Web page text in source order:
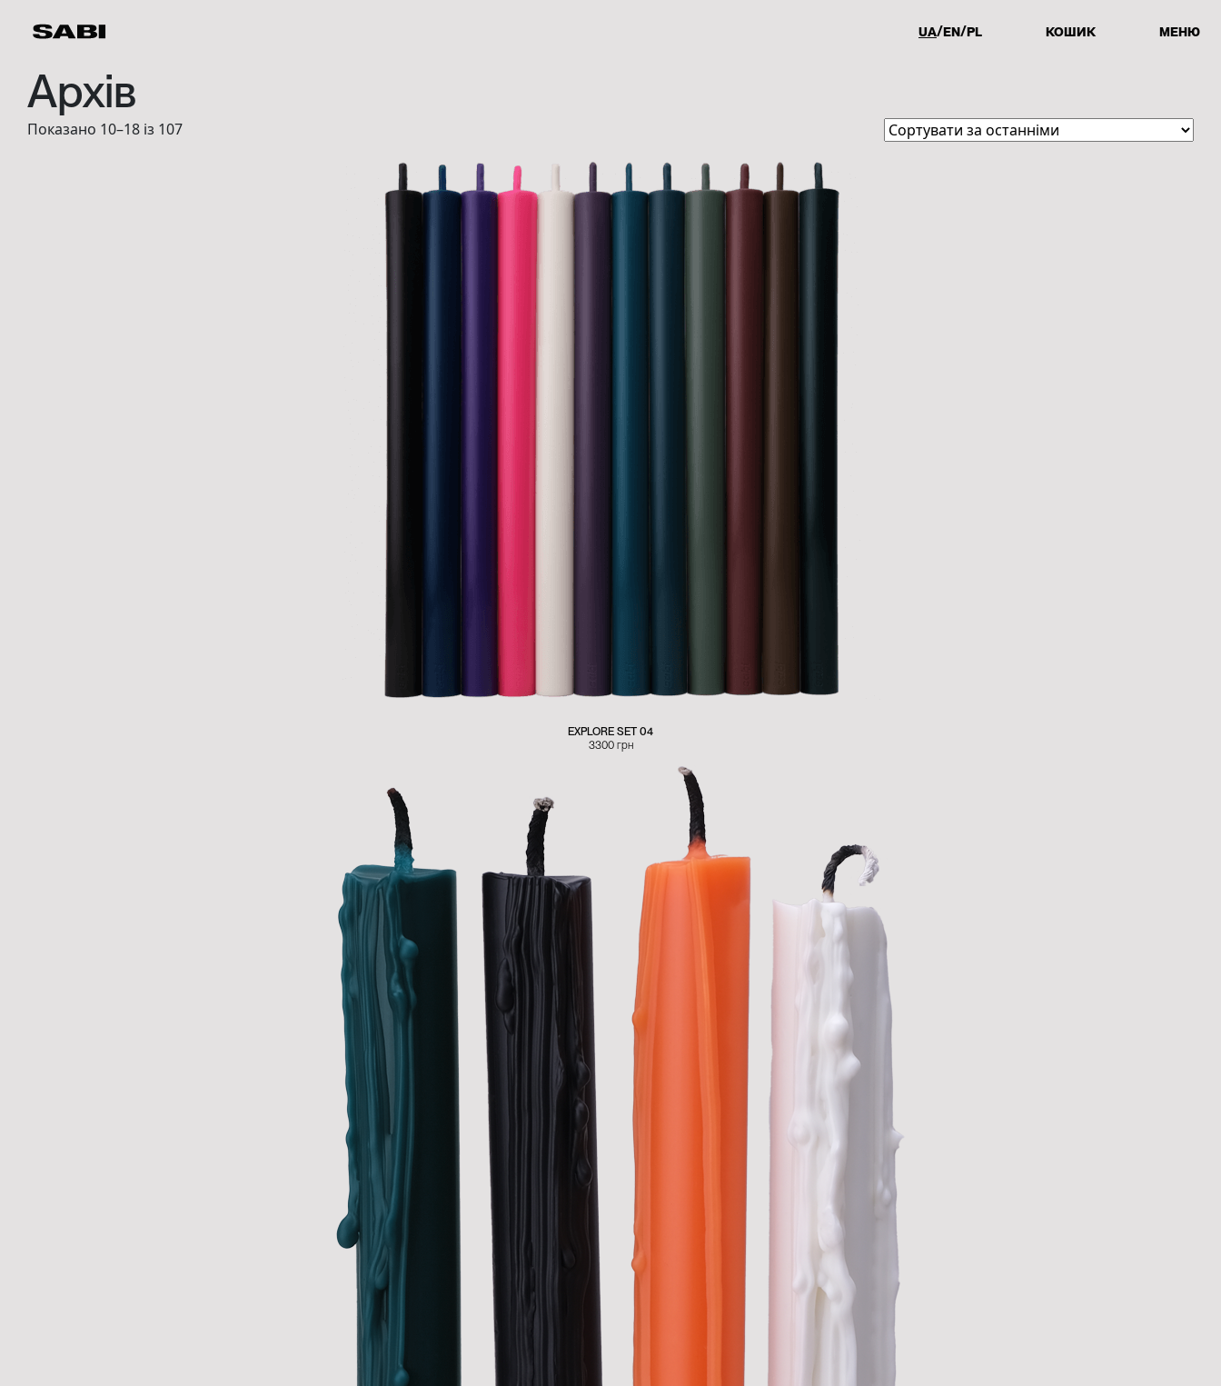
UA EN PL КОШИК МЕНЮ
Архів
Показано 10–18 із 107Sorted
EXPLORE SET 04
3300 грн